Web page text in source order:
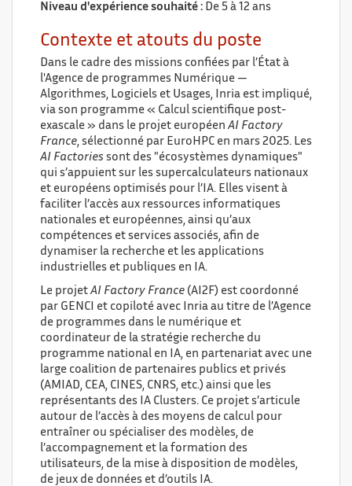
Niveau d'expérience souhaité : De 5 à 12 ans
Contexte et atouts du poste
Dans le cadre des missions confiées par l’État à
l'Agence de programmes Numérique —
Algorithmes, Logiciels et Usages, Inria est impliqué,
via son programme « Calcul scientifique post-
exascale » dans le projet européenAI Factory
France, sélectionné par EuroHPC en mars 2025. Les
AI Factories sont des "écosystèmes dynamiques"
qui s’appuient sur les supercalculateurs nationaux
et européens optimisés pour l’IA. Elles visent à
faciliter l’accès aux ressources informatiques
nationales et européennes, ainsi qu’aux
compétences et services associés, afin de
dynamiser la recherche et les applications
industrielles et publiques en IA.
Le projetAI Factory France (AI2F) est coordonné
par GENCI et copiloté avec Inria au titre de l’Agence
de programmes dans le numérique et
coordinateur de la stratégie recherche du
programme national en IA, en partenariat avec une
large coalition de partenaires publics et privés
(AMIAD, CEA, CINES, CNRS, etc.) ainsi que les
représentants des IA Clusters. Ce projet s’articule
autour de l’accès à des moyens de calcul pour
entraîner ou spécialiser des modèles, de
l’accompagnement et la formation des
utilisateurs, de la mise à disposition de modèles,
de jeux de données et d’outils IA.